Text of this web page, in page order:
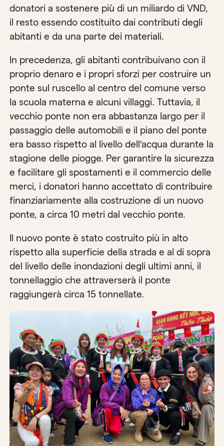
donatori a sostenere più di un miliardo di VND,
il resto essendo costituito dai contributi degli
abitanti e da una parte dei materiali.
In precedenza, gli abitanti contribuivano con il
proprio denaro e i propri sforzi per costruire un
ponte sul ruscello al centro del comune verso
la scuola materna e alcuni villaggi. Tuttavia, il
vecchio ponte non era abbastanza largo per il
passaggio delle automobili e il piano del ponte
era basso rispetto al livello dell’acqua durante la
stagione delle piogge. Per garantire la sicurezza
e facilitare gli spostamenti e il commercio delle
merci, i donatori hanno accettato di contribuire
finanziariamente alla costruzione di un nuovo
ponte, a circa 10 metri dal vecchio ponte.
Il nuovo ponte è stato costruito più in alto
rispetto alla superficie della strada e al di sopra
del livello delle inondazioni degli ultimi anni, il
tonnellaggio che attraverserà il ponte
raggiungerà circa 15 tonnellate.